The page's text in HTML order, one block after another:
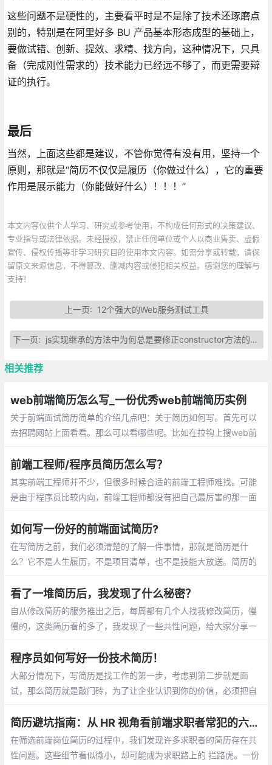
这些问题不是硬性的，主要看平时是不是除了技术还琢磨点
别的，特别是在阿里好多 BU 产品基本形态成型的基础上，
要做试错、创新、提效、求精、找方向，这种情况下，只具
备（完成刚性需求的）技术能力已经远不够了，而更需要辩
证的执行。
最后
当然，上面这些都是建议，不管你觉得有没有用，坚持一个
原则，那就是“简历不仅仅是履历（你做过什么），它的重要
作用是展示能力（你能做好什么）！！！”
本文内容仅供个人学习、研究或参考使用，不构成任何形式的决策建议、
专业指导或法律依据。未经授权，禁止任何单位或个人以商业售卖、虚假
宣传、侵权传播等非学习研究目的使用本文内容。如需分享或转载，请保
留原文来源信息，不得篡改、删减内容或侵犯相关权益。感谢您的理解与
支持！
上一页: 12个强大的Web服务测试工具
下一页: js实现继承的方法中为何总是要修正constructor方法的指向呢？
相关推荐
web前端简历怎么写_一份优秀web前端简历实例
关于前端面试简历简单的介绍几点吧：关于简历如何写。首先可以
去招聘网站上面看看。那么可以看哪些呢。比如在拉钩上搜web前
熟悉、框架、加分项等几个因素。
前端工程师/程序员简历怎么写？
其实前端工程师并不少，但很多时候合适的
前端工程师难找。可能是由于程序员比较内
面表现出来。今天我们来聊聊前端工程师的
简历怎么写，希望能够对大家有帮助。
如何写一份好的前端面试简历?
在写简历之前，我们必须清楚的了解一件事情，那就是简历是什
么？它不是人生履历，不是项目清单，也不是技能大放送。简历的
看了一堆简历后，我发现了什么秘密？
自从修改简历的服务推出之后，每周都有几个人找我修改简历，慢
慢的，这类简历看的多了，我发现了一些共性问题，给大家分享一
程序员如何写好一份技术简历！
大部分情况下，写简历是找工作的第一步，考虑到第二步就是面
试，那么简历就是敲门砖，为了让企业认识到你的价值，必须把自
简历避坑指南：从 HR 视角看前端求职者常犯的六大错误
在筛选前端岗位简历的过程中，我们发现许多求职者的简历存在共
性问题。这些细节看似微小，却可能成为求职路上的 拦路虎。一份